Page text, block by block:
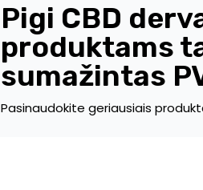
Pigi CBD
produktams
sumažintas
Pasinaudokite geriausiais